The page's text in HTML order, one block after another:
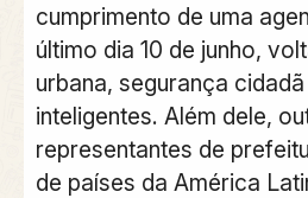
cumprimento de uma
último dia 10 de junho,
urbana, segurança
inteligentes. Além dele,
representantes de
de países da América